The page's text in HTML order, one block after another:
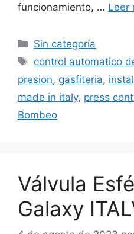
funcionamiento, … Leer
Sin categoría
control automatico
presion, gasfiteria,
made in italy, press
Bombeo
Válvula
Galaxy